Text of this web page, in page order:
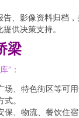
告、影像资料归档，
供决策支持。
梁
”：
场、特色街区等可
。
保、物流、餐饮住